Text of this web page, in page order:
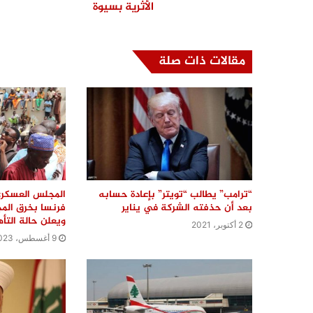
الأثرية بسيوة
مقالات ذات صلة
“ترامب” يطالب “تويتر” بإعادة حسابه
بعد أن حذفته الشركة في يناير
2 أكتوبر، 2021
المجلس
فرنسا بخرق
ويعلن حالة
9 أغسطس، 2023